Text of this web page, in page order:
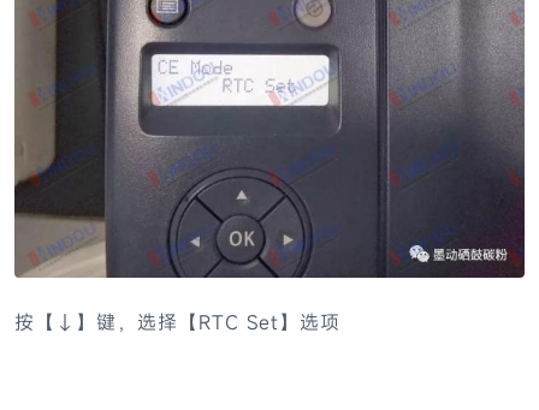
按【↓】键，选择【RTC Set】选项